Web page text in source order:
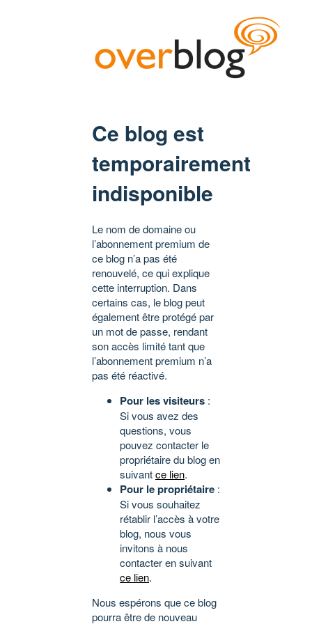
Ce blog est
temporairement
indisponible
Le nom de domaine ou
l’abonnement premium de
ce blog n’a pas été
renouvelé, ce qui explique
cette interruption. Dans
certains cas, le blog peut
également être protégé par
un mot de passe, rendant
son accès limité tant que
l’abonnement premium n’a
pas été réactivé.
Pour les visiteurs :
Si vous avez des
questions, vous
pouvez contacter le
propriétaire du blog en
suivantce lien.
Pour le propriétaire :
Si vous souhaitez
rétablir l’accès à votre
blog, nous vous
invitons à nous
contacter en suivant
ce lien.
Nous espérons que ce blog
pourra être de nouveau